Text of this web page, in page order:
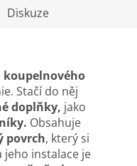
Diskuze
Stačí do něj
doplňky, jako
Obsahuje
povrch, který si
jeho instalace je